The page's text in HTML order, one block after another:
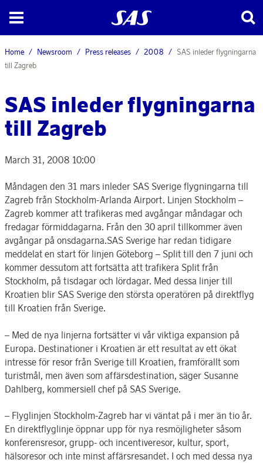
Home Newsroom Press releases 2008
SAS inleder flygningarna
till Zagreb
SAS inleder flygningarna
till Zagreb
March 31, 2008 10:00
Måndagen den 31 mars inleder SAS Sverige flygningarna till
Zagreb från Stockholm-Arlanda Airport. Linjen Stockholm –
Zagreb kommer att trafikeras med avgångar måndagar och
fredagar förmiddagarna. Från den 30 april tillkommer även
avgångar på onsdagarna.SAS Sverige har redan tidigare
meddelat en start för linjen Göteborg – Split till den 7 juni och
kommer dessutom att fortsätta att trafikera Split från
Stockholm, på tisdagar och lördagar. Med dessa linjer till
Kroatien blir SAS Sverige den största operatören på direktflyg
till Kroatien från Sverige.
– Med de nya linjerna fortsätter vi vår viktiga expansion på
Europa. Destinationer i Kroatien är ett resultat av ett ökat
intresse för resor från Sverige till Kroatien, framförallt som
turistmål, men även som affärsdestination, säger Susanne
Dahlberg, kommersiell chef på SAS Sverige.
– Flyglinjen Stockholm-Zagreb har vi väntat på i mer än tio år.
En direktflyglinje öppnar upp för nya resmöjligheter såsom
konferensresor, grupp- och incentiveresor, kultur, sport,
hälsoresor och inte minst affärsresandet. I och med dessa nya